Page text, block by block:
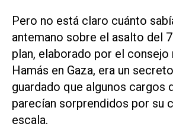
Pero no está claro cuánto
antemano sobre el asalto del
plan, elaborado por el
Hamás en Gaza, era un
guardado que algunos cargos
parecían sorprendidos por su
escala.